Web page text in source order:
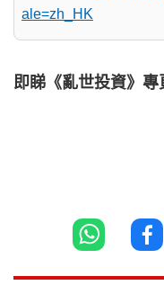
ale=zh_HK
即睇《亂世投資》專